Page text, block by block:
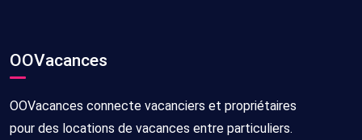
OOVacances
OOVacances connecte vacanciers et propriétaires
pour des locations de vacances entre particuliers.